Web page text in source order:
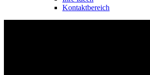
Kontaktbereich